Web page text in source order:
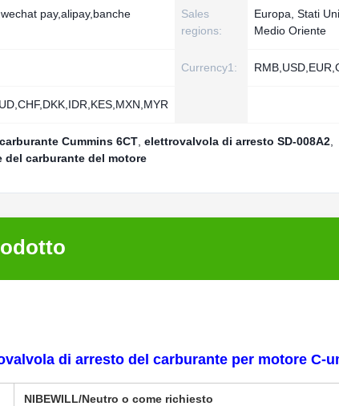
pay,alipay,banche
Sales
regions:
Europa, Stati
Medio Oriente
Currency1:
Cummins 6CT elettrovalvola di arresto SD-008A2
carburante del motore
di arresto del carburante per motore C-
NIBEWILL/Neutro o come richiesto